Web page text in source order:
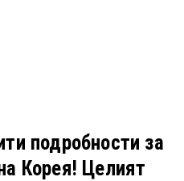
подробности за
Корея! Целият